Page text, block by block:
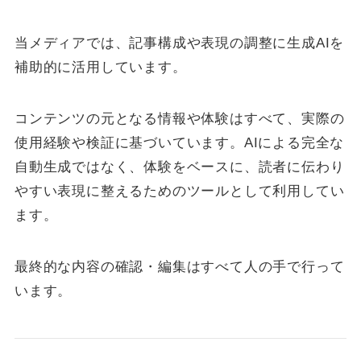
当メディアでは、記事構成や表現の調整に生成AIを
補助的に活用しています。
コンテンツの元となる情報や体験はすべて、実際の
使用経験や検証に基づいています。AIによる完全な
自動生成ではなく、体験をベースに、読者に伝わり
やすい表現に整えるためのツールとして利用してい
ます。
最終的な内容の確認・編集はすべて人の手で行って
います。